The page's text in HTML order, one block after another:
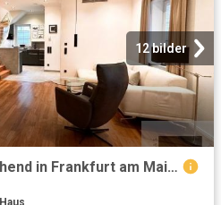
12 bilder
Einfamilienhaus freistehend in Frankfurt am Main Sachsenhausen Nord